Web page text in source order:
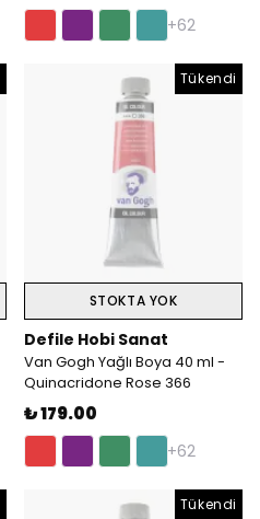
+62
Tükendi
STOKTA YOK
Defile Hobi Sanat
Van Gogh Yağlı Boya 40 ml -
Quinacridone Rose 366
₺ 179.00
+62
Tükendi